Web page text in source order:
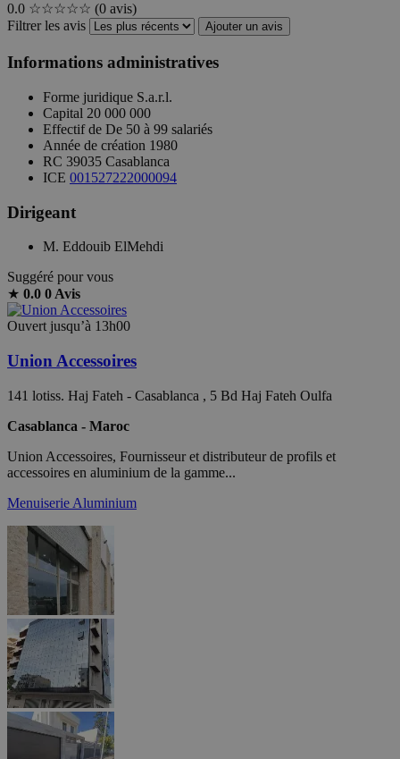
0.0 ☆☆☆☆☆ (0 avis)
Filtrer les avis
Ajouter un avis
Informations administratives
Forme juridique S.a.r.l.
Capital 20 000 000
Effectif de De 50 à 99 salariés
Année de création 1980
RC 39035 Casablanca
ICE 001527222000094
Dirigeant
M. Eddouib ElMehdi
Suggéré pour vous
★ 0.0 0 Avis
Ouvert jusqu’à 13h00
Union Accessoires
141 lotiss. Haj Fateh - Casablanca , 5 Bd Haj Fateh Oulfa
Casablanca - Maroc
Union Accessoires, Fournisseur et distributeur de profils et
accessoires en aluminium de la gamme...
Menuiserie Aluminium